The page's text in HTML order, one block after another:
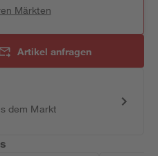
Märkten
Artikel anfragen
dem Markt